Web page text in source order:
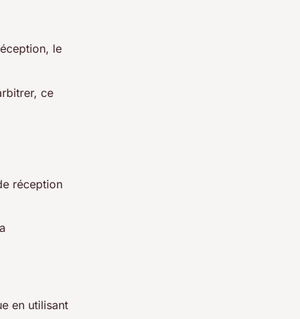
le
ce
réception
en utilisant